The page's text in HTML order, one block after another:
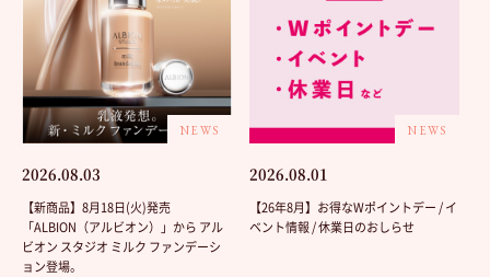
NEWS
2026.08.03
【新商品】8月18日(火)発売
「ALBION（アルビオン）」から アル
ビオン スタジオ ミルク ファンデーシ
ョン登場。
NEWS
2026.08.01
【26年8月】お得なWポイントデー / イ
ベント情報 / 休業日のおしらせ